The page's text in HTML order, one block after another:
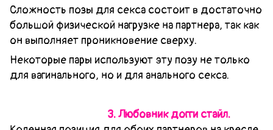
Сложность позы для секса состоит в достаточно
большой физической нагрузке на партнера, так как
он выполняет проникновение сверху.
Некоторые пары используют эту позу не только
для вагинального, но и для анального секса.
3. Любовник догги стайл.